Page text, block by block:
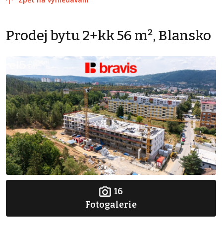
Prodej bytu 2+kk 56 m², Blansko
16
Fotogalerie